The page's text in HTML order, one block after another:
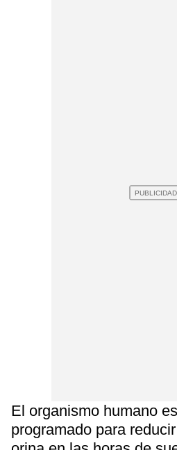
El organismo humano
programado para